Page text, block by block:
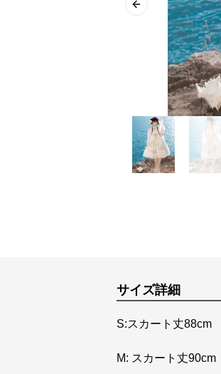
Previous slide
サイズ詳細
S:スカート丈
M: スカート丈